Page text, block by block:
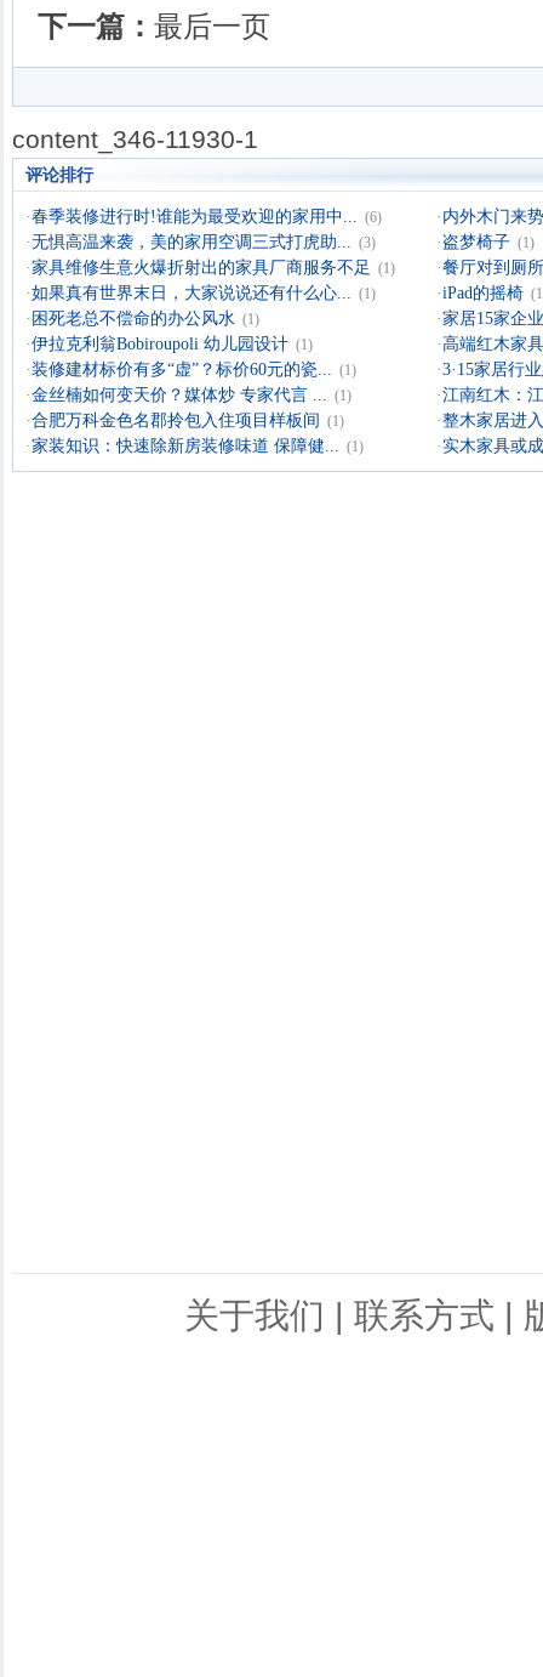
下一篇： 最后一页
content_346-11930-1
评论排行
·春季装修进行时!谁能为最受欢迎的家用中... (6) · 内外木门来
·无惧高温来袭，美的家用空调三式打虎助... (3) · 盗梦椅子 (1)
·家具维修生意火爆折射出的家具厂商服务不足 (1) ·餐厅对到厕
·如果真有世界末日，大家说说还有什么心... (1) ·iPad的摇椅
· 困死老总不偿命的办公风水 (1) ·家居15家企
·伊拉克利翁Bobiroupoli 幼儿园设计 (1) ·高端红木家
·装修建材标价有多“虚”？标价60元的瓷... (1) ·3·15家居行
·金丝楠如何变天价？媒体炒 专家代言 ... (1) ·江南红木：
·合肥万科金色名郡拎包入住项目样板间 (1) ·整木家居进
·家装知识：快速除新房装修味道 保障健... (1) ·实木家具或
关于我们 | 联系方式 |